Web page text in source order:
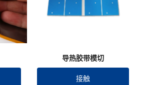
导热胶带模切
接触